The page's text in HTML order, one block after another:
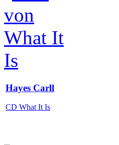
Hayes Carll
CD What It Is